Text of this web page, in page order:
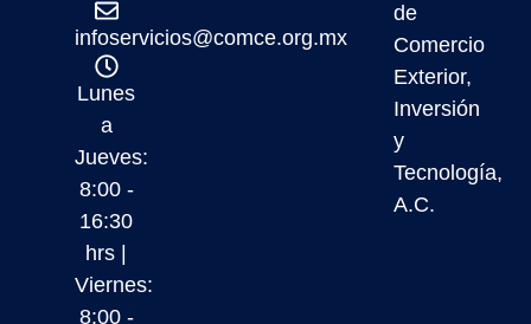
infoservicios@comce.org.mx
Lunes
a
Jueves:
8:00 -
16:30
hrs |
Viernes:
8:00 -
de
Comercio
Exterior,
Inversión
y
Tecnología,
A.C.